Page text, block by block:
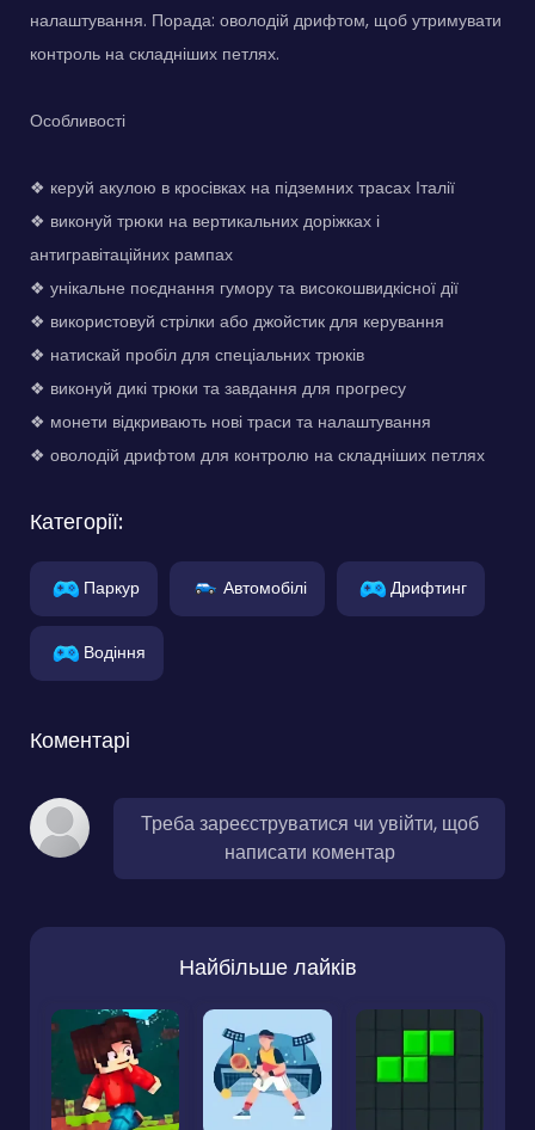
налаштування. Порада: оволодій дрифтом, щоб утримувати
контроль на складніших петлях.
Особливості
❖ керуй акулою в кросівках на підземних трасах Італії
❖ виконуй трюки на вертикальних доріжках і
антигравітаційних рампах
❖ унікальне поєднання гумору та високошвидкісної дії
❖ використовуй стрілки або джойстик для керування
❖ натискай пробіл для спеціальних трюків
❖ виконуй дикі трюки та завдання для прогресу
❖ монети відкривають нові траси та налаштування
❖ оволодій дрифтом для контролю на складніших петлях
Категорії:
Паркур Автомобілі Дрифтинг
Водіння
Коментарі
Треба зареєструватися чи увійти, щоб
написати коментар
Найбільше лайків